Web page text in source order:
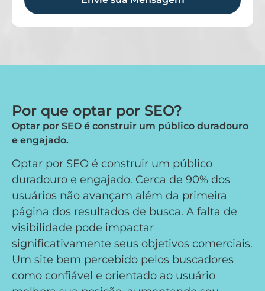
Por que optar por SEO?
Optar por SEO é construir um público duradouro
e engajado.
Optar por SEO é construir um público
duradouro e engajado. Cerca de 90% dos
usuários não avançam além da primeira
página dos resultados de busca. A falta de
visibilidade pode impactar
significativamente seus objetivos comerciais.
Um site bem percebido pelos buscadores
como confiável e orientado ao usuário